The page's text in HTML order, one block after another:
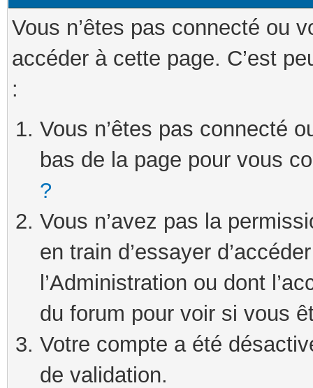
Vous n’êtes pas connecté ou
accéder à cette page. C’est
:
Vous n’êtes pas connecté
bas de la page pour vous
?
Vous n’avez pas la
en train d’essayer
l’Administration ou dont
du forum pour voir si vous
Votre compte a été
de validation.